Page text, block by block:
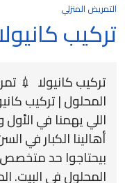
التمريض المنزلي
تركيب كانيولا لعام
تركيب كانيولا 💉
المحلول | تركيب
اللي يهمنا في
أهالينا الكبار في
بيحتاجوا حد
المحلول في البيت.